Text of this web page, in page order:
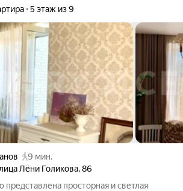
5 этаж из 9
9 мин.
Лёни Голикова,86
просторная и светлая